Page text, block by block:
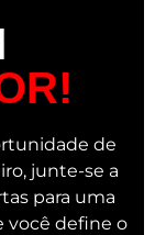
de
junte-se a
para uma
você define o